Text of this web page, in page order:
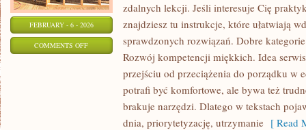
FEBRUARY - 6 - 2026
COMMENTS OFFON
TECHNOLOGIE
zdalnych lekcji. Jeśli interesuje Cię
znajdziesz tu instrukcje, które ułatwiają
sprawdzonych rozwiązań. Dobre
Rozwój kompetencji miękkich. Idea
przejściu od przeciążenia do porządku w
potrafi być komfortowe, ale bywa też
brakuje narzędzi. Dlatego w tekstach
dnia, priorytetyzację, utrzymanie [ Read